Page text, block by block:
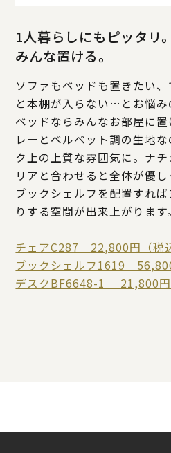
1人暮らしにもピッタリ
みんな置ける。
ソファもベッドも置きたい
と本棚が入らない…とお悩
ベッドならみんなお部屋に
レーとベルベット調の生地
ク上の上質な雰囲気に。ナ
リアと合わせると全体が優
ブックシェルフを配置すれ
りする空間が出来上がります。
チェアC287 22,800円（税
ブックシェルフ1619
デスクBF6648-1 21,800円